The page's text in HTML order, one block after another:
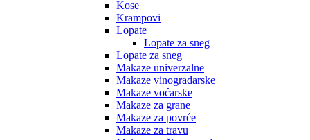
Kose
Krampovi
Lopate
Lopate za sneg
Lopate za sneg
Makaze univerzalne
Makaze vinogradarske
Makaze voćarske
Makaze za grane
Makaze za povrće
Makaze za travu